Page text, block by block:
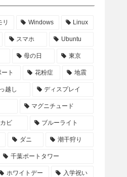
リ Windows Linux
スマホ Ubuntu
母の日 東京
ト 花粉症 地震
越し ディスプレイ
マグニチュード
カビ ブルーライト
ダニ 潮干狩り
千葉ポートタワー
ホワイトデー 入学祝い